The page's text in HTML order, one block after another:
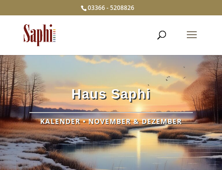
03366 - 5208826
Haus Saphi
KALENDER • NOVEMBER & DEZEMBER